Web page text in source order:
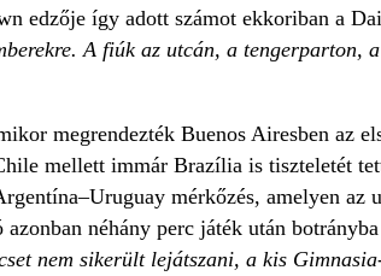
edzője így adott számot ekkoriban a
A fiúk az utcán, a tengerparton,
megrendezték Buenos Airesben az
mellett immár Brazília is tiszteletét
mérkőzés, amelyen az
néhány perc játék után
nem sikerült lejátszani, a kis